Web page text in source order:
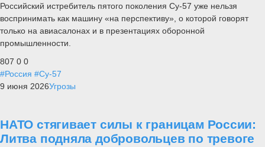
Российский истребитель пятого поколения Су-57 уже нельзя
воспринимать как машину «на перспективу», о которой говорят
только на авиасалонах и в презентациях оборонной
промышленности.
807 0 0
#Россия #Су-57
9 июня 2026Угрозы
НАТО стягивает силы к границам России:
Литва подняла добровольцев по тревоге